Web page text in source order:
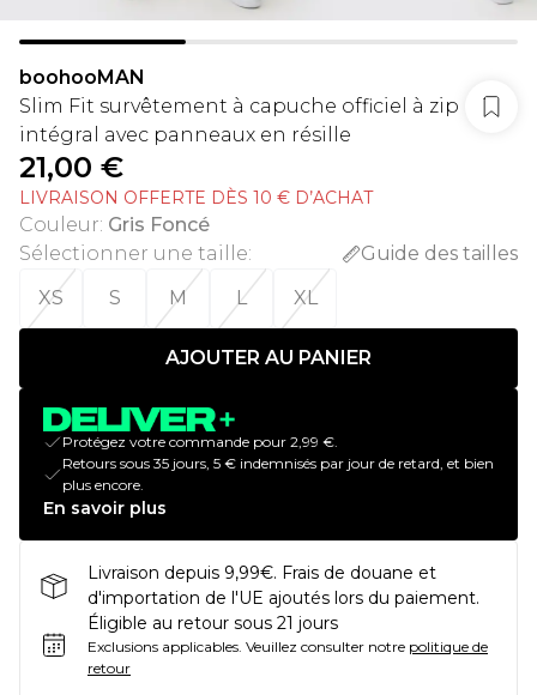
boohooMAN
Slim Fit survêtement à capuche officiel à zip
intégral avec panneaux en résille
21,00 €
LIVRAISON OFFERTE DÈS 10 € D’ACHAT
Couleur: Gris Foncé
Sélectionner une taille:
Guide des tailles
XS
S M L XL
AJOUTER AU PANIER
Protégez votre commande pour 2,99 €.
Retours sous 35 jours, 5 € indemnisés par jour de retard, et bien
plus encore.
En savoir plus
Livraison depuis 9,99€. Frais de douane et
d'importation de l'UE ajoutés lors du paiement.
Éligible au retour sous 21 jours
Exclusions applicables. Veuillez consulter notre politique de
retour